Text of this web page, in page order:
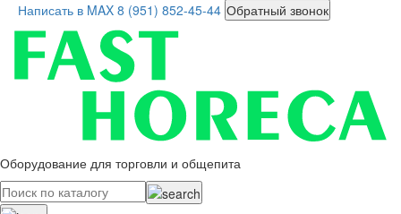
Написать в MAX 8 (951) 852-45-44 Обратный звонок
Оборудование для торговли и общепита